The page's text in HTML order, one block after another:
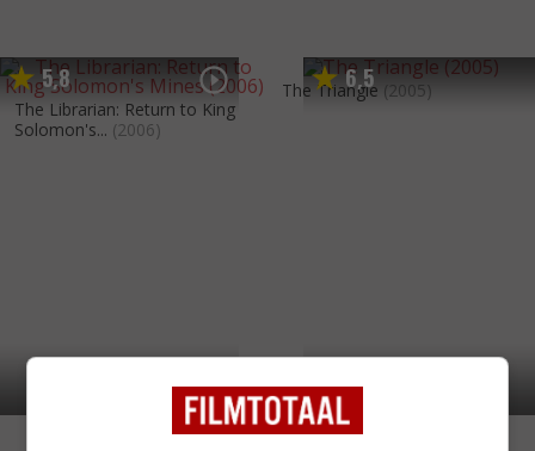
5,8
The Librarian: Return to King
Solomon's... (2006)
6,5
The Triangle (2005)